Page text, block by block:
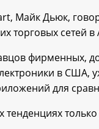
Майк Дьюк,
торговых сетей в
фирменных,
в США,
для